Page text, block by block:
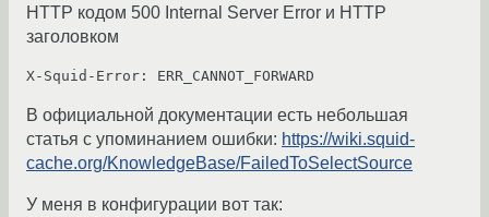
HTTP кодом 500 Internal Server Error и HTTP
заголовком
В официальной документации есть небольшая
статья с упоминанием ошибки: https://wiki.squid-
cache.org/KnowledgeBase/FailedToSelectSource
У меня в конфигурации вот так: